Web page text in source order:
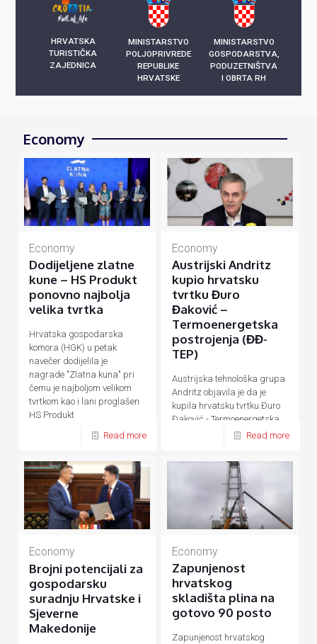
HRVATSKA
TURISTIČKA
ZAJEDNICA
MINISTARSTVO
POLJOPRIVREDE
REPUBLIKE
HRVATSKE
MINISTARSTVO
GOSPODARSTVA,
PODUZETNIŠTVA
I OBRTA RH
Economy
Economy
Dodijeljene zlatne
kune – HS Produkt
ponovno najbolja
velika tvrtka
Hrvatska gospodarska
komora (HGK) u petak
navečer dodijelila je
nagrade "Zlatna kuna" pri
čemu je najboljom velikom
tvrtkom kao i lani proglašen
HS Produkt
Read more
Economy
Austrijski Andritz
kupio hrvatsku
tvrtku Đuro
Đaković –
Termoenergetska
postrojenja (ĐĐ-
TEP)
Austrijska tehnološka grupa
Andritz objavila je da je
kupila hrvatsku tvrtku Đuro
Đaković - Termoenergetska
postrojenja (ĐĐ-TEP)Read more
Economy
Brojni potencijali za
gospodarsku
suradnju Hrvatske i
Sjeverne
Makedonije
Economy
Zapunjenost
hrvatskog
skladišta plina na
gotovo 90 posto
Zapunjenost hrvatskog